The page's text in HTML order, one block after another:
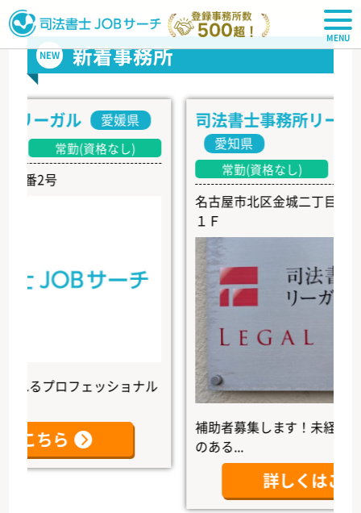
司法書士JOBサーチ
NEW 新着事務所
ガル 愛媛県
常勤(資格なし)
プロフェッショナル
ら
司法書士事務所リーガル
愛知県
常勤(資格なし)
名古屋市北区金城二丁目４番４
補助者募集します！未経験者大歓
のある...
詳しくはこちら